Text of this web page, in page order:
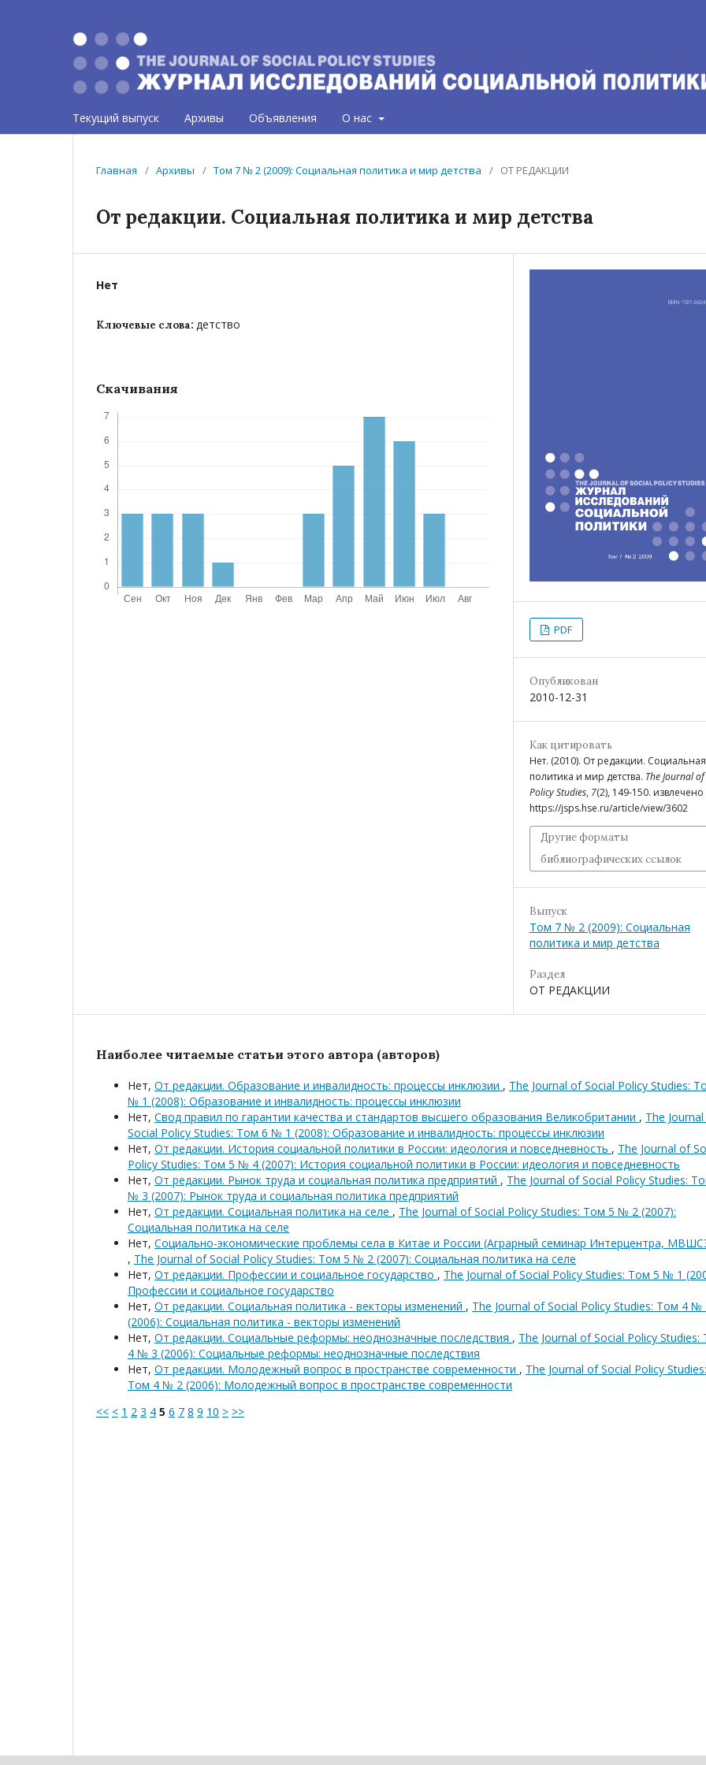
Текущий выпуск Архивы Объявления О нас
Главная / Архивы / Том 7 № 2 (2009): Социальная политика и мир детства / ОТ РЕДАКЦИИ
От редакции. Социальная политика и мир детства
Нет
Ключевые слова: детство
Скачивания
PDF
Опубликован
2010-12-31
Как цитировать
Нет. (2010). От редакции. Социальная
политика и мир детства. The Journal
Policy Studies, 7(2), 149-150. извлечено
https://jsps.hse.ru/article/view/3602
Другие форматы
библиографических ссылок
Выпуск
Том 7 № 2 (2009): Социальная
политика и мир детства
Раздел
ОТ РЕДАКЦИИ
Наиболее читаемые статьи этого автора (авторов)
Нет, От редакции. Образование и инвалидность: процессы инклюзии , The Journal of Social Policy Studies:
№ 1 (2008): Образование и инвалидность: процессы инклюзии
Нет, Свод правил по гарантии качества и стандартов высшего образования Великобритании , The
Social Policy Studies: Том 6 № 1 (2008): Образование и инвалидность: процессы инклюзии
Нет, От редакции. История социальной политики в России: идеология и повседневность , The Journal of
Policy Studies: Том 5 № 4 (2007): История социальной политики в России: идеология и повседневность
Нет, От редакции. Рынок труда и социальная политика предприятий , The Journal of Social Policy Studies:
№ 3 (2007): Рынок труда и социальная политика предприятий
Нет, От редакции. Социальная политика на селе , The Journal of Social Policy Studies: Том 5 № 2 (2007):
Социальная политика на селе
Нет, Социально-экономические проблемы села в Китае и России (Аграрный семинар Интерцентра,
, The Journal of Social Policy Studies: Том 5 № 2 (2007): Социальная политика на селе
Нет, От редакции. Профессии и социальное государство , The Journal of Social Policy Studies: Том 5 № 1
Профессии и социальное государство
Нет, От редакции. Социальная политика - векторы изменений , The Journal of Social Policy Studies: Том 4 №
(2006): Социальная политика - векторы изменений
Нет, От редакции. Социальные реформы: неоднозначные последствия , The Journal of Social Policy Studies:
4 № 3 (2006): Социальные реформы: неоднозначные последствия
Нет, От редакции. Молодежный вопрос в пространстве современности , The Journal of Social Policy Studies:
Том 4 № 2 (2006): Молодежный вопрос в пространстве современности
<< < 1 2 3 4 5 6 7 8 9 10 > >>